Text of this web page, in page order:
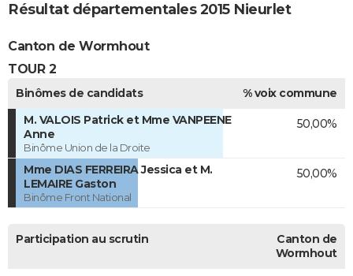
Résultat départementales 2015 Nieurlet
Canton de Wormhout
TOUR 2
Binômes de candidats
% voix commune
M. VALOIS Patrick et Mme VANPEENE
Anne
Binôme Union de la Droite
50,00%
Mme DIAS FERREIRA Jessica et M.
LEMAIRE Gaston
Binôme Front National
50,00%
Participation au scrutin
Canton de
Wormhout